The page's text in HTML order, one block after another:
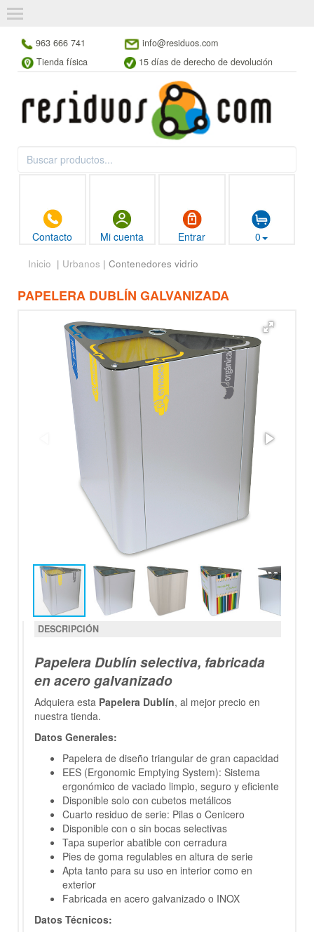
963 666 741
info@residuos.com
Tienda física
15 días de derecho de devolución
Contacto Mi cuenta Entrar 0
Inicio | Urbanos | Contenedores vidrio
PAPELERA DUBLÍN GALVANIZADA
DESCRIPCIÓN
Papelera Dublín selectiva, fabricada
en acero galvanizado
Adquiera esta Papelera Dublín, al mejor precio en
nuestra tienda.
Datos Generales:
Papelera de diseño triangular de gran capacidad
EES (Ergonomic Emptying System): Sistema
ergonómico de vaciado limpio, seguro y eficiente
Disponible solo con cubetos metálicos
Cuarto residuo de serie: Pilas o Cenicero
Disponible con o sin bocas selectivas
Tapa superior abatible con cerradura
Pies de goma regulables en altura de serie
Apta tanto para su uso en interior como en
exterior
Fabricada en acero galvanizado o INOX
Datos Técnicos: